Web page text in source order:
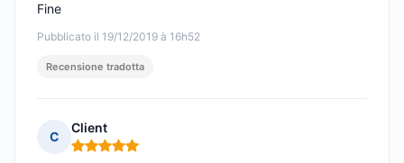
Pubblicato il 19/12/2019 à 16h52
Fine
Recensione tradotta
C
Client
Nota: 5 su 5